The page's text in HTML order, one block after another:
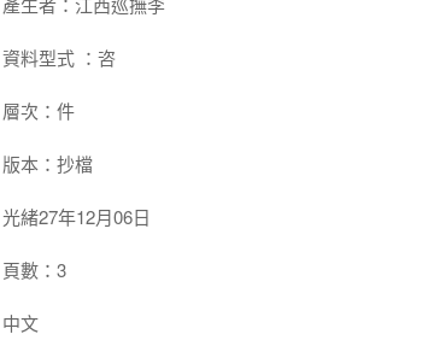
資料型式 ：咨
層次：件
版本：抄檔
光緒27年12月06日
頁數：3
中文